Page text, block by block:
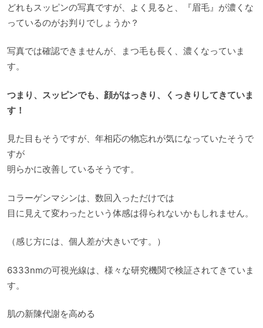
どれもスッピンの写真ですが、よく見ると、『眉毛』が濃くな
っているのがお判りでしょうか？
写真では確認できませんが、まつ毛も長く、濃くなっていま
す。
つまり、スッピンでも、顔がはっきり、くっきりしてきていま
す！
見た目もそうですが、年相応の物忘れが気になっていたそうで
すが
明らかに改善しているそうです。
コラーゲンマシンは、数回入っただけでは
目に見えて変わったという体感は得られないかもしれません。
（感じ方には、個人差が大きいです。）
6333nmの可視光線は、様々な研究機関で検証されてきていま
す。
肌の新陳代謝を高める